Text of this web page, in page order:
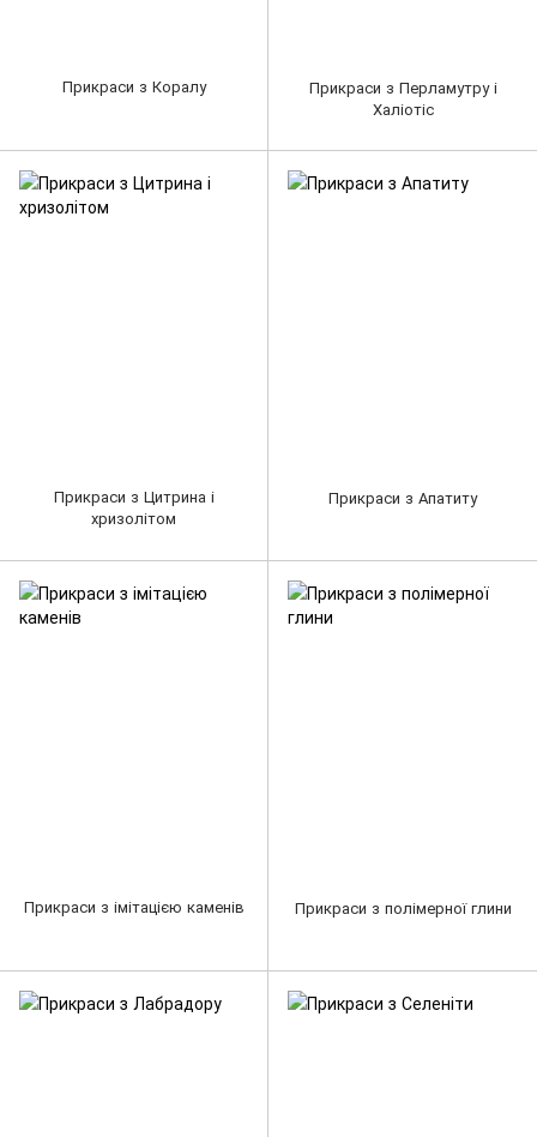
Прикраси з Коралу
Прикраси з Перламутру і
Халіотіс
Прикраси з Цитрина і
хризолітом
Прикраси з Апатиту
Прикраси з імітацією каменів Прикраси з полімерної глини